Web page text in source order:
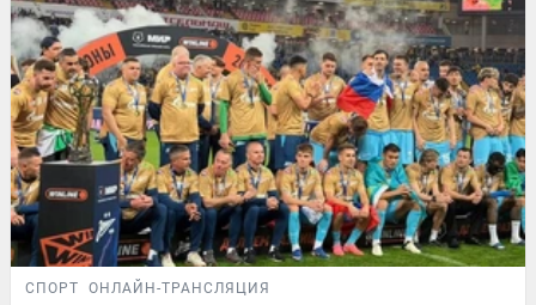
СПОРТ ОНЛАЙН-ТРАНСЛЯЦИЯ